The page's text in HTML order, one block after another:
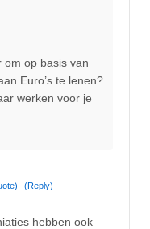
om op basis van
Euro’s te lenen?
werken voor je
(Reply)
hebben ook